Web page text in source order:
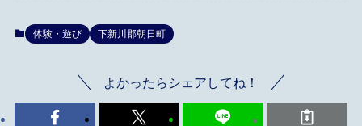
体験・遊び 下新川郡朝日町
よかったらシェアしてね！